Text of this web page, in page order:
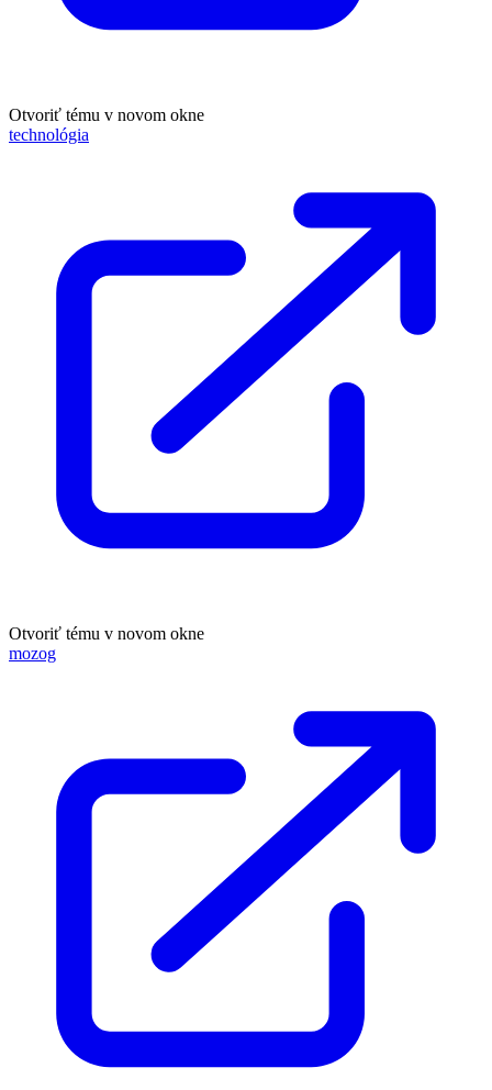
Otvoriť tému v novom okne
technológia
Otvoriť tému v novom okne
mozog